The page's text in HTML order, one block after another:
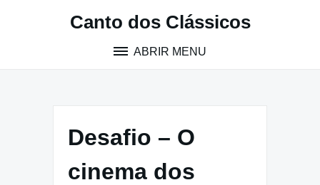
Canto dos Clássicos
ABRIR MENU
Desafio – O
cinema dos